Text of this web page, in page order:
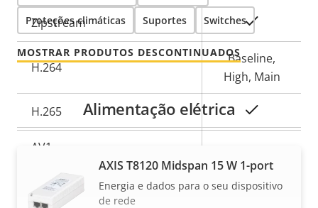
Descrição
da
propriedade
Valor da
propriedade
Zipstream
H.264
Baseline,
High, Main
H.265
AV1
Áudio
Proteções climáticas Suportes Switches
MOSTRAR PRODUTOS DESCONTINUADOS
Alimentação elétrica
AXIS T8120 Midspan 15 W 1-port
Energia e dados para o seu dispositivo
de rede